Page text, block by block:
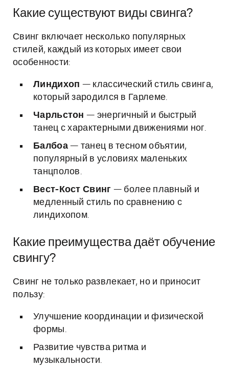
Какие существуют виды свинга?
Свинг включает несколько популярных
стилей, каждый из которых имеет свои
особенности:
Линдихоп — классический стиль свинга,
который зародился в Гарлеме.
Чарльстон — энергичный и быстрый
танец с характерными движениями ног.
Балбоа— танец в тесном объятии,
популярный в условиях маленьких
танцполов.
Вест-Кост Свинг — более плавный и
медленный стиль по сравнению с
линдихопом.
Какие преимущества даёт обучение
свингу?
Свинг не только развлекает, но и приносит
пользу:
Улучшение координации и физической
формы.
Развитие чувства ритма и
музыкальности.